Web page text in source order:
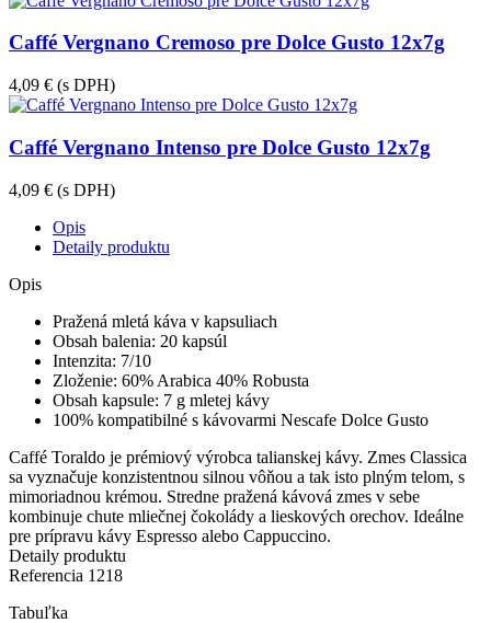
Caffé Vergnano Cremoso pre Dolce Gusto 12x7g
4,09 € (s DPH)
Caffé Vergnano Intenso pre Dolce Gusto 12x7g
4,09 € (s DPH)
Opis
Detaily produktu
Opis
Pražená mletá káva v kapsuliach
Obsah balenia: 20 kapsúl
Intenzita: 7/10
Zloženie: 60% Arabica 40% Robusta
Obsah kapsule: 7 g mletej kávy
100% kompatibilné s kávovarmi Nescafe Dolce Gusto
Caffé Toraldo je prémiový výrobca talianskej kávy. Zmes Classica
sa vyznačuje konzistentnou silnou vôňou a tak isto plným telom, s
mimoriadnou krémou. Stredne pražená kávová zmes v sebe
kombinuje chute mliečnej čokolády a lieskových orechov. Ideálne
pre prípravu kávy Espresso alebo Cappuccino.
Detaily produktu
Referencia 1218
Tabuľka